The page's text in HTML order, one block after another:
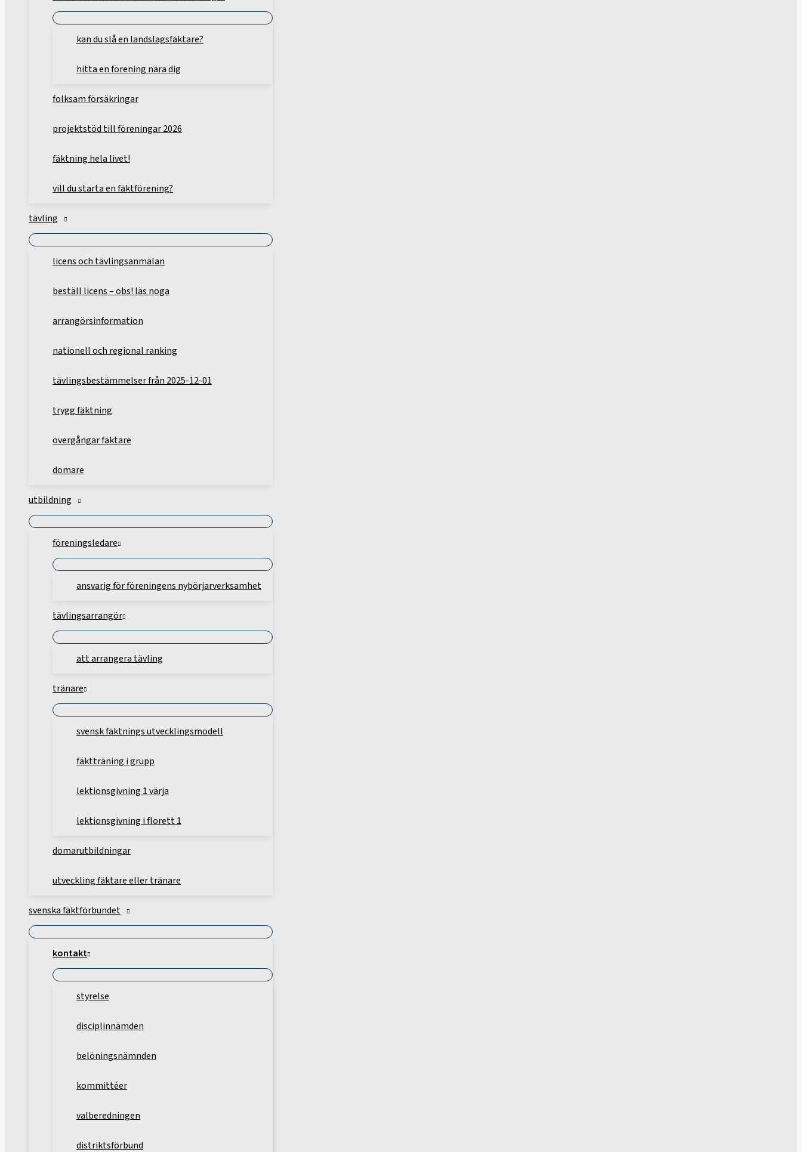
kan du slå en landslagsfäktare?
hitta en förening nära dig
folksam försäkringar
projektstöd till föreningar 2026
fäktning hela livet!
vill du starta en fäktförening?
tävling
licens och tävlingsanmälan
beställ licens – obs! läs noga
arrangörsinformation
nationell och regional ranking
tävlingsbestämmelser från 2025-12-01
trygg fäktning
övergångar fäktare
domare
utbildning
föreningsledare
ansvarig för föreningens nybörjarverksamhet
tävlingsarrangör
att arrangera tävling
tränare
svensk fäktnings utvecklingsmodell
fäktträning i grupp
lektionsgivning 1 värja
lektionsgivning i florett 1
domarutbildningar
utveckling fäktare eller tränare
svenska fäktförbundet
kontakt
styrelse
disciplinnämden
belöningsnämnden
kommittéer
valberedningen
distriktsförbund